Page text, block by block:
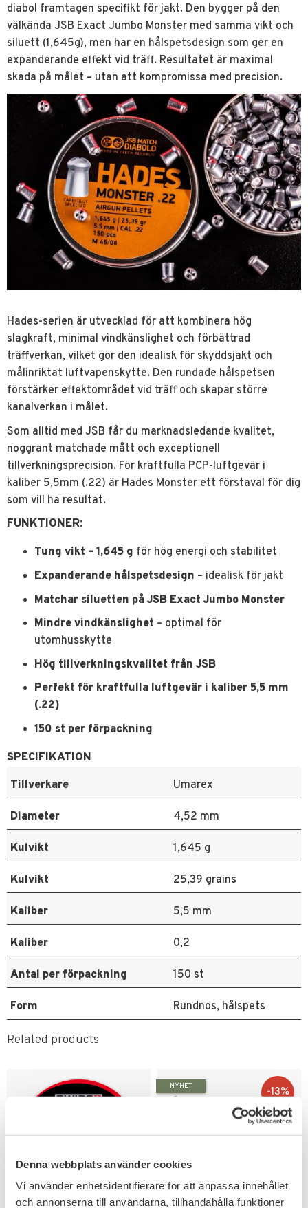
Denna webbplats använder cookies
Vi använder enhetsidentifierare för att anpassa innehållet
och annonserna till användarna, tillhandahålla funktioner
diabol framtagen specifikt för jakt. Den bygger på den
välkända JSB Exact Jumbo Monster med samma vikt och
siluett (1,645g), men har en hålspetsdesign som ger en
expanderande effekt vid träff. Resultatet är maximal
skada på målet – utan att kompromissa med precision.
Hades-serien är utvecklad för att kombinera hög
slagkraft, minimal vindkänslighet och förbättrad
träffverkan, vilket gör den idealisk för skyddsjakt och
målinriktat luftvapenskytte. Den rundade hålspetsen
förstärker effektområdet vid träff och skapar större
kanalverkan i målet.
Som alltid med JSB får du marknadsledande kvalitet,
noggrant matchade mått och exceptionell
tillverkningsprecision. För kraftfulla PCP-luftgevär i
kaliber 5,5mm (.22) är Hades Monster ett förstaval för dig
som vill ha resultat.
FUNKTIONER:
Tung vikt – 1,645 g för hög energi och stabilitet
Expanderande hålspetsdesign – idealisk för jakt
Matchar siluetten på JSB Exact Jumbo Monster
Mindre vindkänslighet – optimal för
utomhusskytte
Hög tillverkningskvalitet från JSB
Perfekt för kraftfulla luftgevär i kaliber 5,5 mm
(.22)
150 st per förpackning
SPECIFIKATION
Tillverkare
Umarex
Diameter 4,52 mm
Kulvikt 1,645 g
Kulvikt 25,39 grains
Kaliber 5,5 mm
Kaliber 0,2
Antal per förpackning 150 st
Form Rundnos, hålspets
Related products
Add to favorites Add to favorites
13%
NYHET